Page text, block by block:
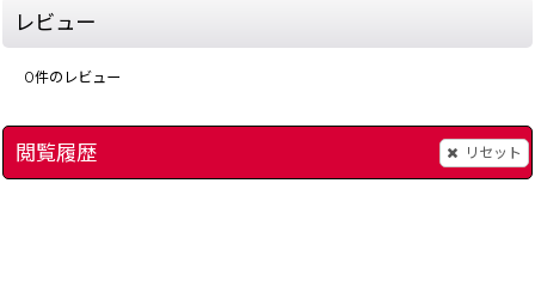
レビュー
0件のレビュー
閲覧履歴 リセット